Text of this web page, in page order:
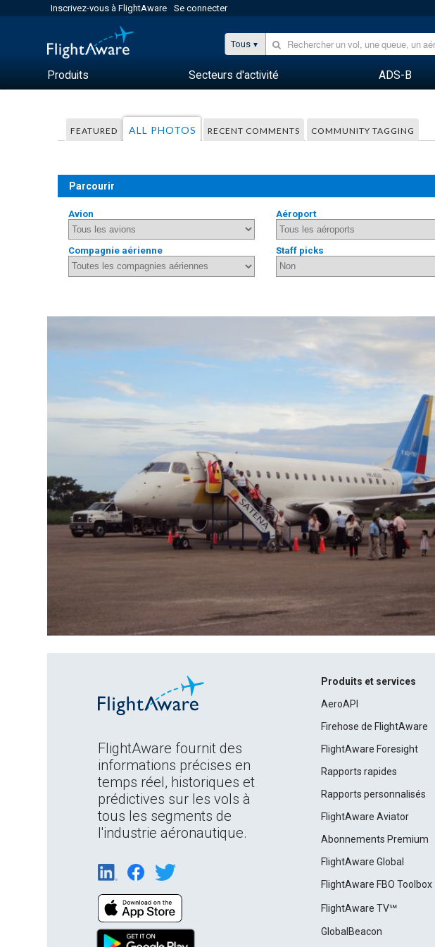
Inscrivez-vous à FlightAware Se connecter
Tous
Produits Secteurs d'activité ADS-B
FEATURED ALL PHOTOS RECENT COMMENTS COMMUNITY TAGGING
Parcourir
Avion Aéroport
Compagnie aérienne Staff picks
FlightAware fournit des
informations précises en
temps réel, historiques et
prédictives sur les vols à
tous les segments de
l'industrie aéronautique.
Produits et services
AeroAPI
Firehose de FlightAware
FlightAware Foresight
Rapports rapides
Rapports personnalisés
FlightAware Aviator
Abonnements Premium
FlightAware Global
FlightAware FBO Toolbox
FlightAware TV℠
GlobalBeacon